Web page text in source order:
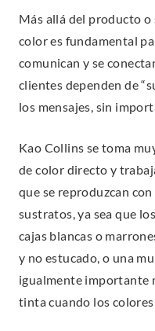
Más allá del producto o
color es fundamental
comunican y se
clientes dependen de
los mensajes, sin
Kao Collins se toma
de color directo y
que se reproduzcan
sustratos, ya sea que
cajas blancas o
y no estucado, o una
igualmente importante
tinta cuando los